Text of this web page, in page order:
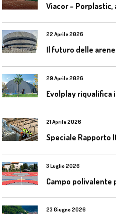
Viacor –
22 Aprile 2026
29 Aprile 2026
Evolplay riqualifica
21 Aprile 2026
Speciale Rapporto
3 Luglio 2026
Campo polivalente
23 Giugno 2026